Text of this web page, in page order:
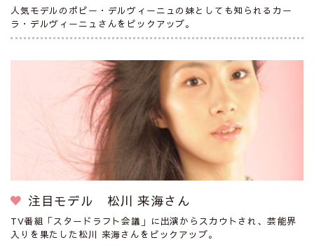
人気モデルのポピー・デルヴィーニュの妹としても知られるカー
ラ・デルヴィーニュさんをピックアップ。
注目モデル 松川 来海さん
TV番組「スタードラフト会議」に出演からスカウトされ、芸能界
入りを果たした松川 来海さんをピックアップ。